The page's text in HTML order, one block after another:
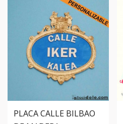
PLACA CALLE BILBAO